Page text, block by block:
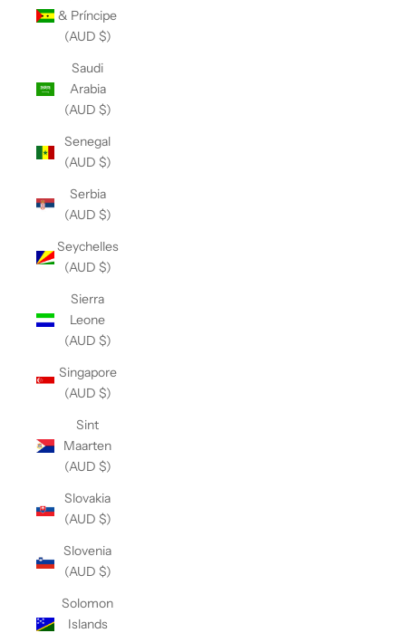
& Príncipe
(AUD $)
Saudi
Arabia
(AUD $)
Senegal
(AUD $)
Serbia
(AUD $)
Seychelles
(AUD $)
Sierra
Leone
(AUD $)
Singapore
(AUD $)
Sint
Maarten
(AUD $)
Slovakia
(AUD $)
Slovenia
(AUD $)
Solomon
Islands